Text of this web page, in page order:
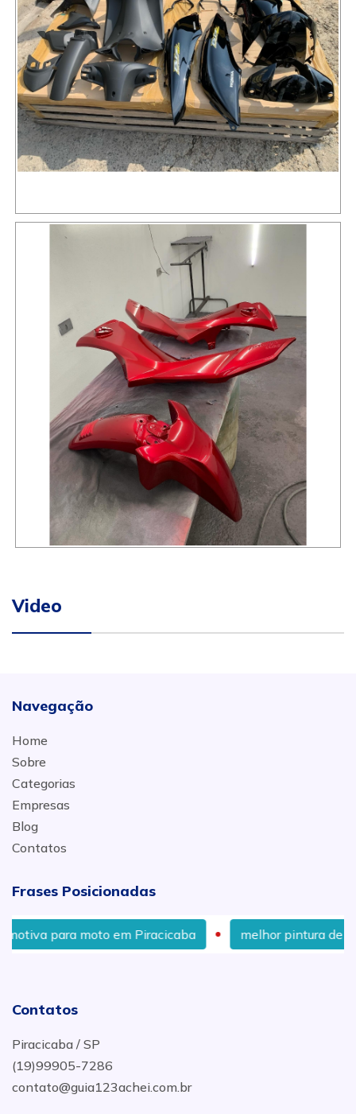
Video
Navegação
Home
Sobre
Categorias
Empresas
Blog
Contatos
Frases Posicionadas
em Piracicaba melhor pintura de moto em
Contatos
Piracicaba / SP
(19)99905-7286
contato@guia123achei.com.br